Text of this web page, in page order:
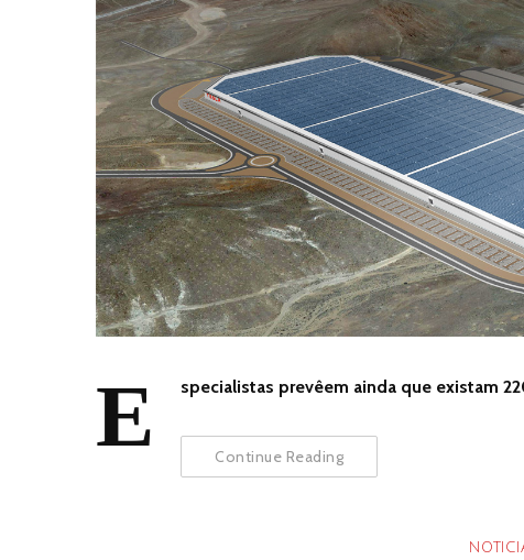
E specialistas prevêem ainda que existam
Continue Reading